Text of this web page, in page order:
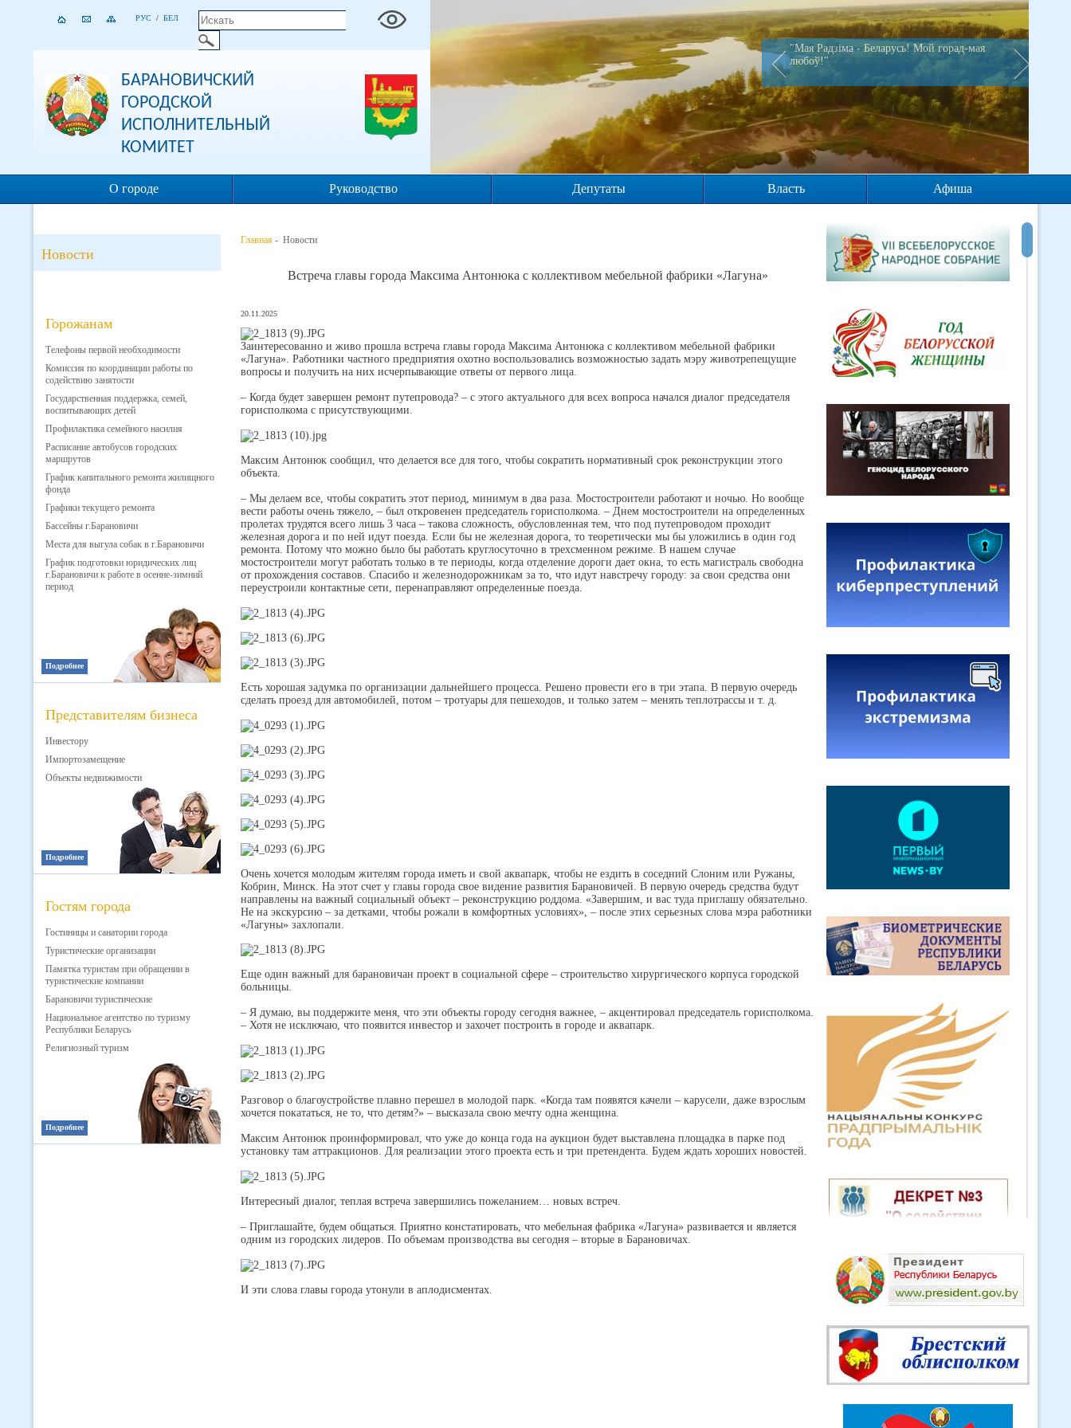
РУС / БЕЛ
БАРАНОВИЧСКИЙ
ГОРОДСКОЙ
ИСПОЛНИТЕЛЬНЫЙ
КОМИТЕТ
"Мая Радзiма - Беларусь! Мой горад-мая
любоў!"
О городе Руководство Депутаты Власть Афиша
Новости
Горожанам
Телефоны первой необходимости
Комиссия по координации работы по
содействию занятости
Государственная поддержка, семей,
воспитывающих детей
Профилактика семейного насилия
Расписание автобусов городских
маршрутов
График капитального ремонта жилищного
фонда
Графики текущего ремонта
Бассейны г.Барановичи
Места для выгула собак в г.Барановичи
График подготовки юридических лиц
г.Барановичи к работе в осенне-зимний
период
Подробнее
Представителям бизнеса
Инвестору
Импортозамещение
Объекты недвижимости
Подробнее
Гостям города
Гостиницы и санатории города
Туристические организации
Памятка туристам при обращении в
туристические компании
Барановичи туристические
Национальное агентство по туризму
Республики Беларусь
Религиозный туризм
Подробнее
Главная - Новости
Встреча главы города Максима Антонюка с коллективом мебельной фабрики «Лагуна»
20.11.2025
Заинтересованно и живо прошла встреча главы города Максима Антонюка с коллективом мебельной фабрики
«Лагуна». Работники частного предприятия охотно воспользовались возможностью задать мэру животрепещущие
вопросы и получить на них исчерпывающие ответы от первого лица.
– Когда будет завершен ремонт путепровода? – с этого актуального для всех вопроса начался диалог председателя
горисполкома с присутствующими.
Максим Антонюк сообщил, что делается все для того, чтобы сократить нормативный срок реконструкции этого
объекта.
– Мы делаем все, чтобы сократить этот период, минимум в два раза. Мостостроители работают и ночью. Но вообще
вести работы очень тяжело, – был откровенен председатель горисполкома. – Днем мостостроители на определенных
пролетах трудятся всего лишь 3 часа – такова сложность, обусловленная тем, что под путепроводом проходит
железная дорога и по ней идут поезда. Если бы не железная дорога, то теоретически мы бы уложились в один год
ремонта. Потому что можно было бы работать круглосуточно в трехсменном режиме. В нашем случае
мостостроители могут работать только в те периоды, когда отделение дороги дает окна, то есть магистраль свободна
от прохождения составов. Спасибо и железнодорожникам за то, что идут навстречу городу: за свои средства они
переустроили контактные сети, перенаправляют определенные поезда.
Есть хорошая задумка по организации дальнейшего процесса. Решено провести его в три этапа. В первую очередь
сделать проезд для автомобилей, потом – тротуары для пешеходов, и только затем – менять теплотрассы и т. д.
Очень хочется молодым жителям города иметь и свой аквапарк, чтобы не ездить в соседний Слоним или Ружаны,
Кобрин, Минск. На этот счет у главы города свое видение развития Барановичей. В первую очередь средства будут
направлены на важный социальный объект – реконструкцию роддома. «Завершим, и вас туда приглашу обязательно.
Не на экскурсию – за детками, чтобы рожали в комфортных условиях», – после этих серьезных слова мэра работники
«Лагуны» захлопали.
Еще один важный для барановичан проект в социальной сфере – строительство хирургического корпуса городской
больницы.
– Я думаю, вы поддержите меня, что эти объекты городу сегодня важнее, – акцентировал председатель горисполкома.
– Хотя не исключаю, что появится инвестор и захочет построить в городе и аквапарк.
Разговор о благоустройстве плавно перешел в молодой парк. «Когда там появятся качели – карусели, даже взрослым
хочется покататься, не то, что детям?» – высказала свою мечту одна женщина.
Максим Антонюк проинформировал, что уже до конца года на аукцион будет выставлена площадка в парке под
установку там аттракционов. Для реализации этого проекта есть и три претендента. Будем ждать хороших новостей.
Интересный диалог, теплая встреча завершились пожеланием… новых встреч.
– Приглашайте, будем общаться. Приятно констатировать, что мебельная фабрика «Лагуна» развивается и является
одним из городских лидеров. По объемам производства вы сегодня – вторые в Барановичах.
И эти слова главы города утонули в аплодисментах.